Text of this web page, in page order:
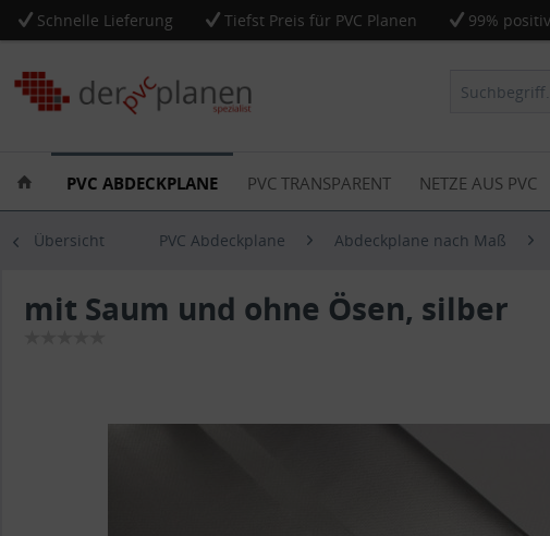
Schnelle Lieferung Tiefst Preis für PVC Planen 99%
PVC ABDECKPLANE PVC TRANSPARENT NETZE AUS PVC
Übersicht PVC Abdeckplane Abdeckplane nach Maß
mit Saum und ohne Ösen, silber